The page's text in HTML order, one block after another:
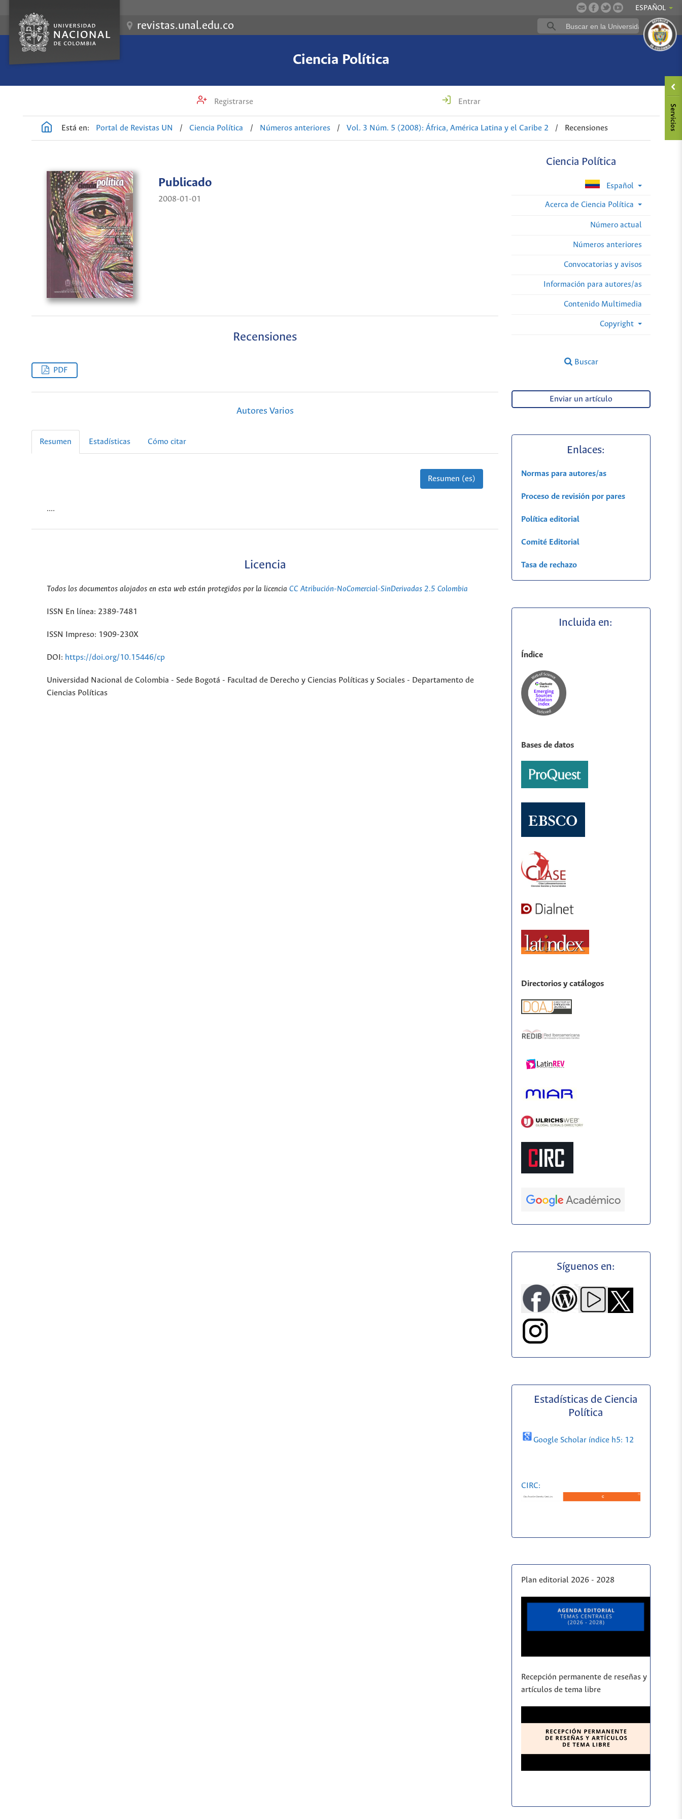
ESPAÑOL
revistas.unal.edu.co
Ciencia Política
Registrarse Entrar
Está en: Portal de Revistas UN / Ciencia Política / Números anteriores / Vol. 3 Núm. 5 (2008): África, América Latina y el Caribe 2 / Recensiones
Ciencia Política
Español
Acerca de Ciencia Política
Número actual
Números anteriores
Convocatorias y avisos
Información para autores/as
Contenido Multimedia
Copyright
Buscar
Publicado
2008-01-01
Recensiones
PDF
Autores Varios
Resumen Estadísticas Cómo citar
Resumen (es)
....
Licencia
Todos los documentos alojados en esta web están protegidos por la licencia CC Atribución-NoComercial-SinDerivadas 2.5 Colombia
ISSN En línea: 2389-7481
ISSN Impreso: 1909-230X
DOI: https://doi.org/10.15446/cp
Universidad Nacional de Colombia - Sede Bogotá - Facultad de Derecho y Ciencias Políticas y Sociales - Departamento de
Ciencias Políticas
Enviar un artículo
Enlaces:
Normas para autores/as
Proceso de revisión por pares
Política editorial
Comité Editorial
Tasa de rechazo
Incluida en:
Índice
Bases de datos
Directorios y catálogos
Síguenos en:
Estadísticas de Ciencia
Política
Google Scholar índice h5: 12
CIRC:
Plan editorial 2026 - 2028
Recepción permanente de reseñas y
artículos de tema libre